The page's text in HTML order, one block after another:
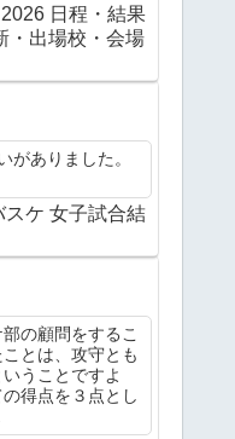
日程・結果
・出場校・会場
がありました。
ケ 女子試合結
の顧問をするこ
とは、攻守とも
うことですよ
得点を３点とし